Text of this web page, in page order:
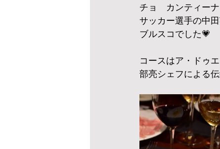
チョ　カンティー
サッカー選手の中
ブルスコでした💗
コースはア・ドゥ
部亮シェフによる